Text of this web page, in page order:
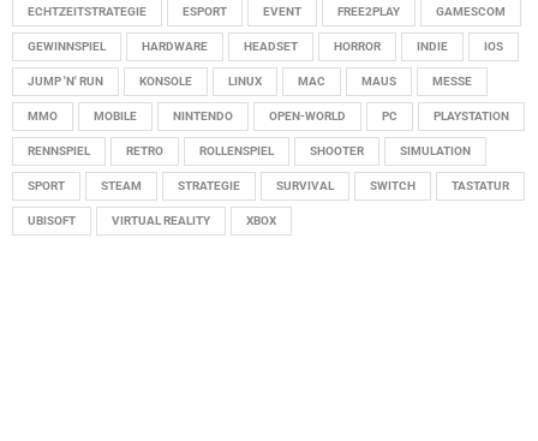
ECHTZEITSTRATEGIE ESPORT EVENT FREE2PLAY GAMESCOM
GEWINNSPIEL HARDWARE HEADSET HORROR INDIE IOS
JUMP 'N' RUN KONSOLE LINUX MAC MAUS MESSE
MMO MOBILE NINTENDO OPEN-WORLD PC PLAYSTATION
RENNSPIEL RETRO ROLLENSPIEL SHOOTER SIMULATION
SPORT STEAM STRATEGIE SURVIVAL SWITCH TASTATUR
UBISOFT VIRTUAL REALITY XBOX